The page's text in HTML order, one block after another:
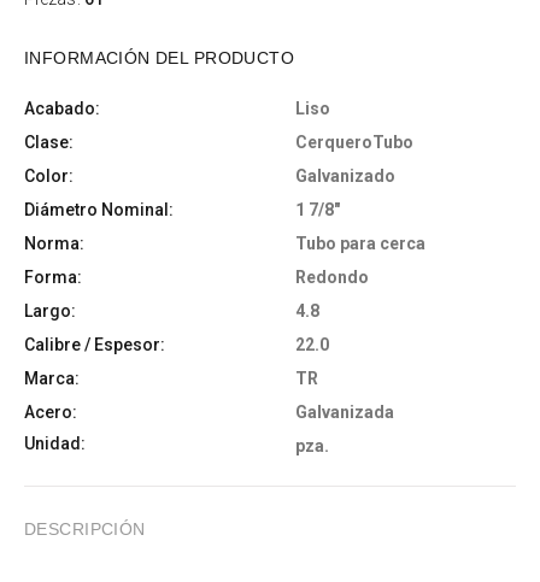
INFORMACIÓN DEL PRODUCTO
Acabado:
Liso
Clase:
CerqueroTubo
Color:
Galvanizado
Diámetro Nominal:
1 7/8"
Norma:
Tubo para cerca
Forma:
Redondo
Largo:
4.8
Calibre / Espesor:
22.0
Marca:
TR
Acero:
Galvanizada
Unidad:
pza.
DESCRIPCIÓN